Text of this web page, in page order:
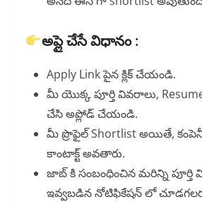
అప్లై చేసే విధానం :
Apply Link పైన క్లిక్ చేయండి.
మీ యొక్క పూర్తి వివరాలు,
చేసి అప్లోడ్ చేయండి.
మీ ప్రొఫైల్ Shortlist అయితే,
కాంటాక్ట్ అవతారు.
జాబ్ కి సంబంధించిన మరిన్ని పూర్తి
ఇవ్వబడిన నోటిఫికేషన్ లో